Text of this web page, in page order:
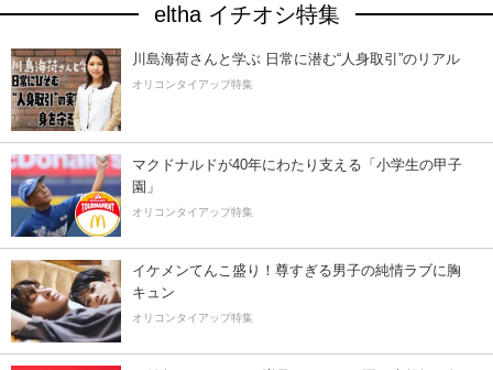
eltha イチオシ特集
川島海荷さんと学ぶ 日常に潜む“人身取引”のリアル
オリコンタイアップ特集
マクドナルドが40年にわたり支える「小学生の甲子
園」
オリコンタイアップ特集
イケメンてんこ盛り！尊すぎる男子の純情ラブに胸
キュン
オリコンタイアップ特集